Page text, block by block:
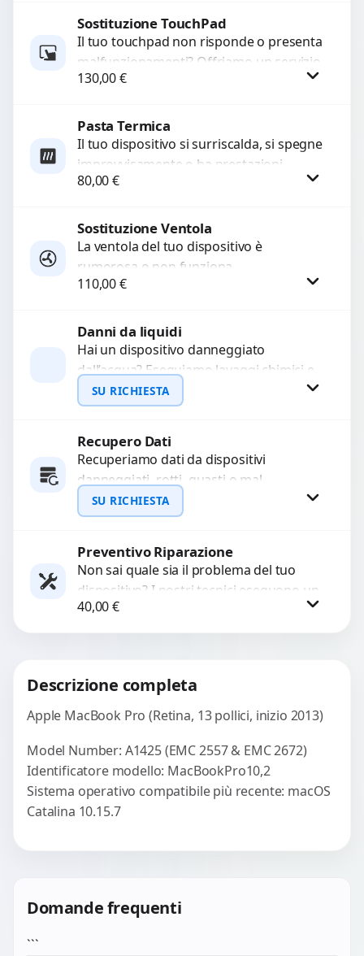
Procedi
Sostituzione TouchPad
Il tuo touchpad non risponde o presenta
malfunzionamenti? Offriamo un servizio
di sostituzione professionale utilizzando
130,00€
Procedi
Pasta Termica
Il tuo dispositivo si surriscalda, si spegne
improvvisamente o ha prestazioni
rallentate a causa di polvere o pasta
80,00€
Procedi
Sostituzione Ventola
La ventola del tuo dispositivo è
rumorosa o non funziona
correttamente? Offriamo la sostituzione
garantiti...
110,00€
Procedi
Danni da liquidi
Hai un dispositivo danneggiato
dall’acqua? Eseguiamo lavaggi chimici e
pulizia agli ultrasuoni per rimuovere
ossidazioni, ripristinare i circuiti e
SU RICHIESTA
Richiedi Preventivo
WhatsApp
Recupero Dati
Recuperiamo dati da dispositivi
danneggiati, rotti, guasti o mal
funzionanti. Utilizziamo strumenti
avanzati per recuperare file importanti
SU RICHIESTA
Richiedi Preventivo
WhatsApp
Preventivo Riparazione
Non sai quale sia il problema del tuo
dispositivo? I nostri tecnici eseguono un
check-up completo con strumenti
avanzati per...
40,00€
Descrizione completa
Apple MacBook Pro (Retina, 13 pollici, inizio 2013)
Model Number: A1425 (EMC 2557 & EMC 2672)
Identificatore modello: MacBookPro10,2
Sistema operativo compatibile più recente: macOS
Catalina 10.15.7
Domande frequenti
```